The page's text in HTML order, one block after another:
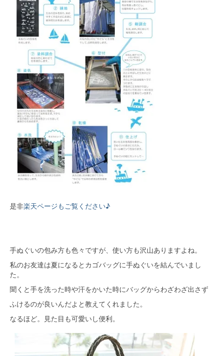
是非楽天ページもご覧ください♪
手ぬぐいの包み方も色々ですが、使い方も沢山ありますよね。
私のお友達は夏になるとカゴバッグに手ぬぐいを結んでいまし
た。
聞くと手を洗った時や汗をかいた時にバッグからわざわざ出さず
ふけるのが良いんだよと教えてくれました。
なるほど。見た目も可愛いし便利。